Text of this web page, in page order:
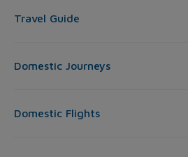
Travel Guide
Domestic Journeys
Domestic Flights